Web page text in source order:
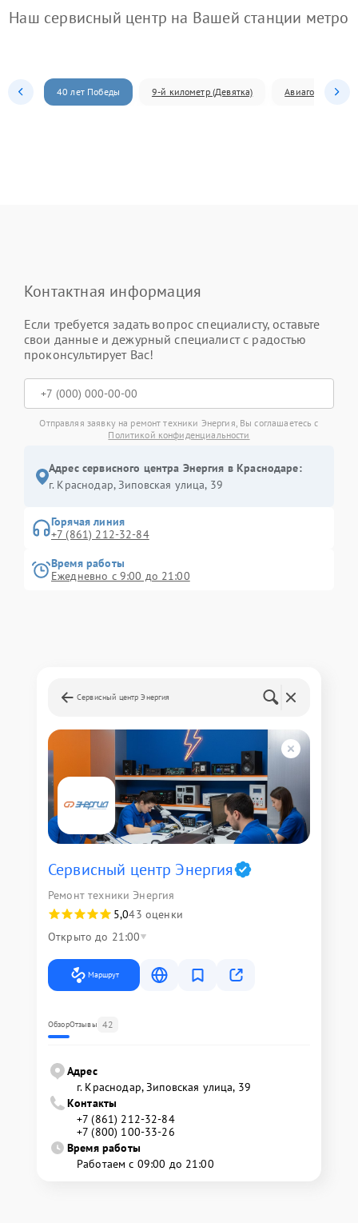
Наш сервисный центр на Вашей станции метро
40 лет Победы 9-й километр (Девятка) Авиагородок
Контактная информация
Если требуется задать вопрос специалисту, оставьте
свои данные и дежурный специалист с радостью
проконсультирует Вас!
Отправляя заявку на ремонт техники Энергия, Вы соглашаетесь с
Политикой конфиденциальности
Адрес сервисного центра Энергия в Краснодаре:
г. Краснодар, Зиповская улица, 39
Горячая линия
+7 (861) 212-32-84
Время работы
Ежедневно с 9:00 до 21:00
Сервисный центр Энергия
Сервисный центр Энергия
Ремонт техники Энергия
5,043 оценки
Открыто до 21:00
Маршрут
ОбзорОтзывы 42
Адрес
г. Краснодар, Зиповская улица, 39
Контакты
+7 (861) 212-32-84
+7 (800) 100-33-26
Время работы
Работаем с 09:00 до 21:00